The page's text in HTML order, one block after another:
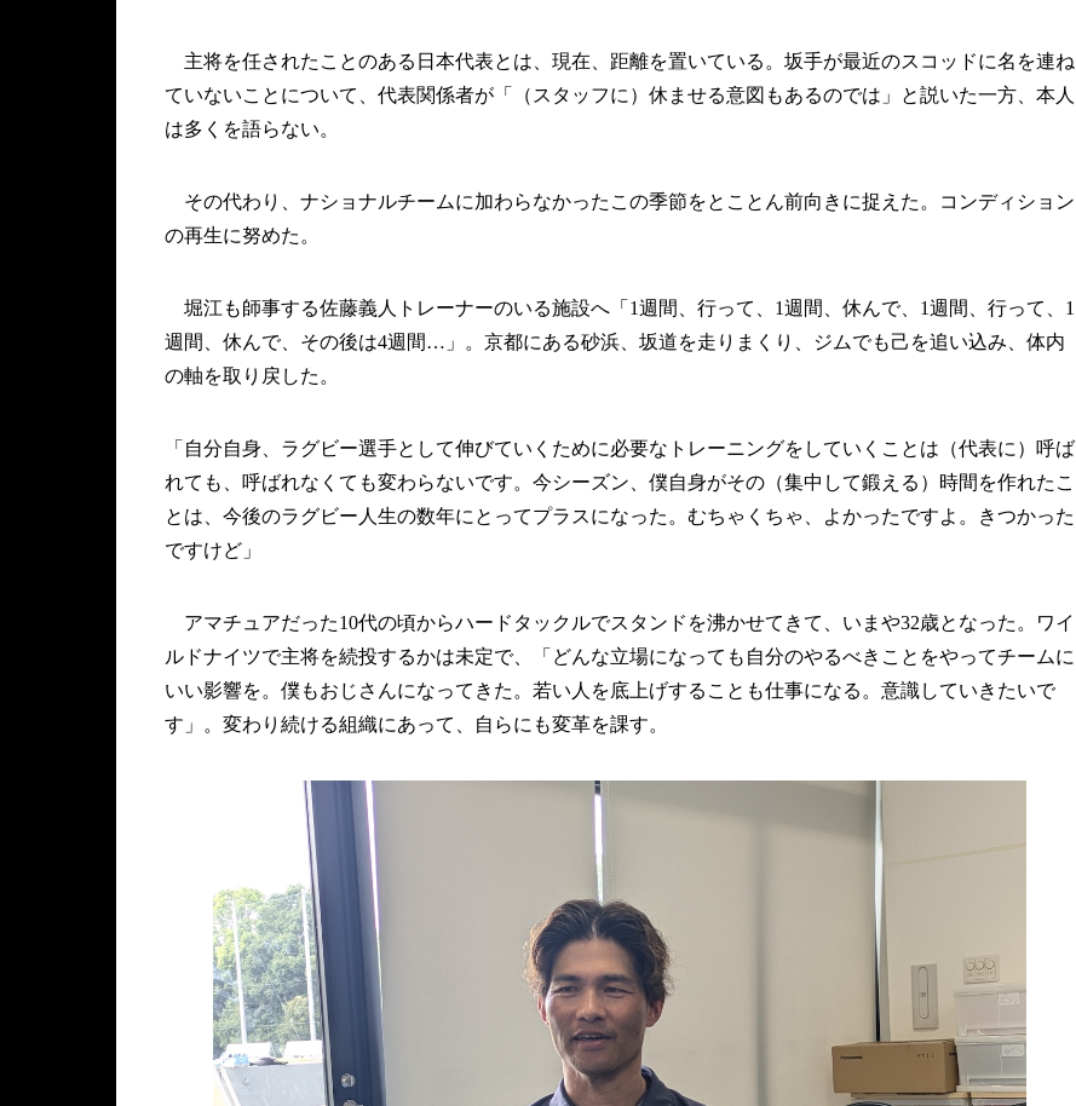
主将を任されたことのある日本代表とは、現在、距離を置いている。坂手が最近のスコッドに名を連ね
ていないことについて、代表関係者が「（スタッフに）休ませる意図もあるのでは」と説いた一方、本人
は多くを語らない。
その代わり、ナショナルチームに加わらなかったこの季節をとことん前向きに捉えた。コンディション
の再生に努めた。
堀江も師事する佐藤義人トレーナーのいる施設へ「1週間、行って、1週間、休んで、1週間、行って、1
週間、休んで、その後は4週間…」。京都にある砂浜、坂道を走りまくり、ジムでも己を追い込み、体内
の軸を取り戻した。
「自分自身、ラグビー選手として伸びていくために必要なトレーニングをしていくことは（代表に）呼ば
れても、呼ばれなくても変わらないです。今シーズン、僕自身がその（集中して鍛える）時間を作れたこ
とは、今後のラグビー人生の数年にとってプラスになった。むちゃくちゃ、よかったですよ。きつかった
ですけど」
アマチュアだった10代の頃からハードタックルでスタンドを沸かせてきて、いまや32歳となった。ワイ
ルドナイツで主将を続投するかは未定で、「どんな立場になっても自分のやるべきことをやってチームに
いい影響を。僕もおじさんになってきた。若い人を底上げすることも仕事になる。意識していきたいで
す」。変わり続ける組織にあって、自らにも変革を課す。